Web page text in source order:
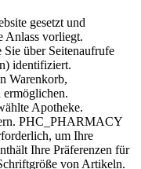
gesetzt und
Anlass vorliegt.
über Seitenaufrufe
identifiziert.
Warenkorb,
ermöglichen.
Apotheke.
PHC_PHARMACY
um Ihre
Ihre Präferenzen für
von Artikeln.